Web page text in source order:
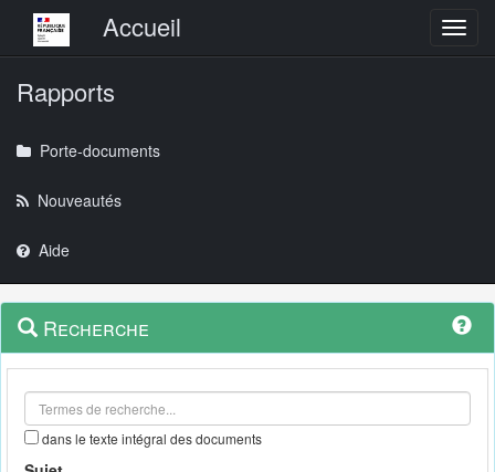
Menu principalAccueil
Rapports
Porte-documents
Nouveautés
Aide
Navigation
outils
Menu
contextuel
Recherche
dans le texte intégral des documents